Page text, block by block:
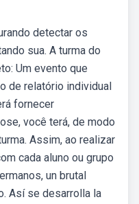
detectar os
sua. A turma do
Um evento que
de relatório individual
fornecer
você terá, de modo
Assim, ao realizar
cada aluno ou grupo
un brutal
Así se desarrolla la